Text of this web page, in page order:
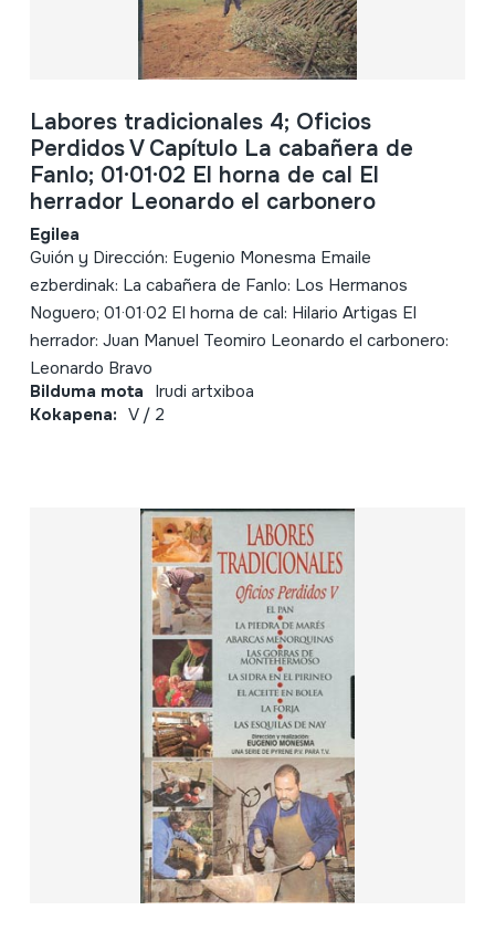
Labores tradicionales 4; Oficios
Perdidos V Capítulo La cabañera de
Fanlo; 01·01·02 El horna de cal El
herrador Leonardo el carbonero
Egilea
Guión y Dirección: Eugenio Monesma Emaile
ezberdinak: La cabañera de Fanlo: Los Hermanos
Noguero; 01·01·02 El horna de cal: Hilario Artigas El
herrador: Juan Manuel Teomiro Leonardo el carbonero:
Leonardo Bravo
Bilduma mota Irudi artxiboa
Kokapena: V / 2